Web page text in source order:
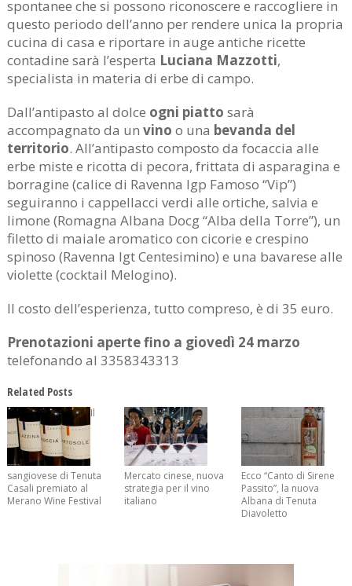
spontanee che si possono riconoscere e raccogliere in
questo periodo dell’anno per rendere unica la propria
cucina di casa e riportare in auge antiche ricette
contadine sarà l’esperta Luciana Mazzotti,
specialista in materia di erbe di campo.
Dall’antipasto al dolce ogni piatto sarà
accompagnato da un vino o una bevanda del
territorio. All’antipasto composto da focaccia alle
erbe miste e ricotta di pecora, frittata di asparagina e
borragine (calice di Ravenna Igp Famoso “Vip”)
seguiranno i cappellacci verdi alle ortiche, salvia e
limone (Romagna Albana Docg “Alba della Torre”), un
filetto di maiale aromatico con cicorie e crespino
spinoso (Ravenna Igt Centesimino) e una bavarese alle
violette (cocktail Melogino).
Il costo dell’esperienza, tutto compreso, è di 35 euro.
Prenotazioni aperte fino a giovedì 24 marzo
telefonando al 3358343313
Related Posts
Il
sangiovese di Tenuta
Casali premiato al
Merano Wine Festival
Mercato cinese, nuova
strategia per il vino
italiano
Ecco “Canto di Sirene
Passito”, la nuova
Albana di Tenuta
Diavoletto